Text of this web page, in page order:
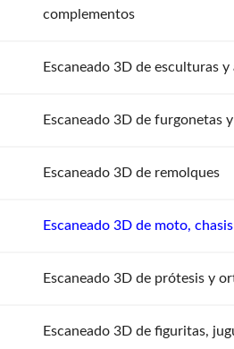
complementos
Escaneado 3D de esculturas y
Escaneado 3D de furgonetas
Escaneado 3D de remolques
Escaneado 3D de moto,
Escaneado 3D de prótesis y
Escaneado 3D de figuritas,